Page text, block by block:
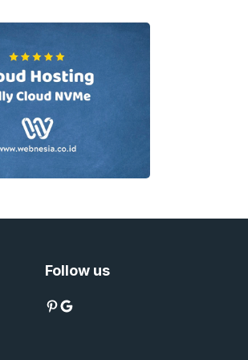
Follow us
Pinterest
Google